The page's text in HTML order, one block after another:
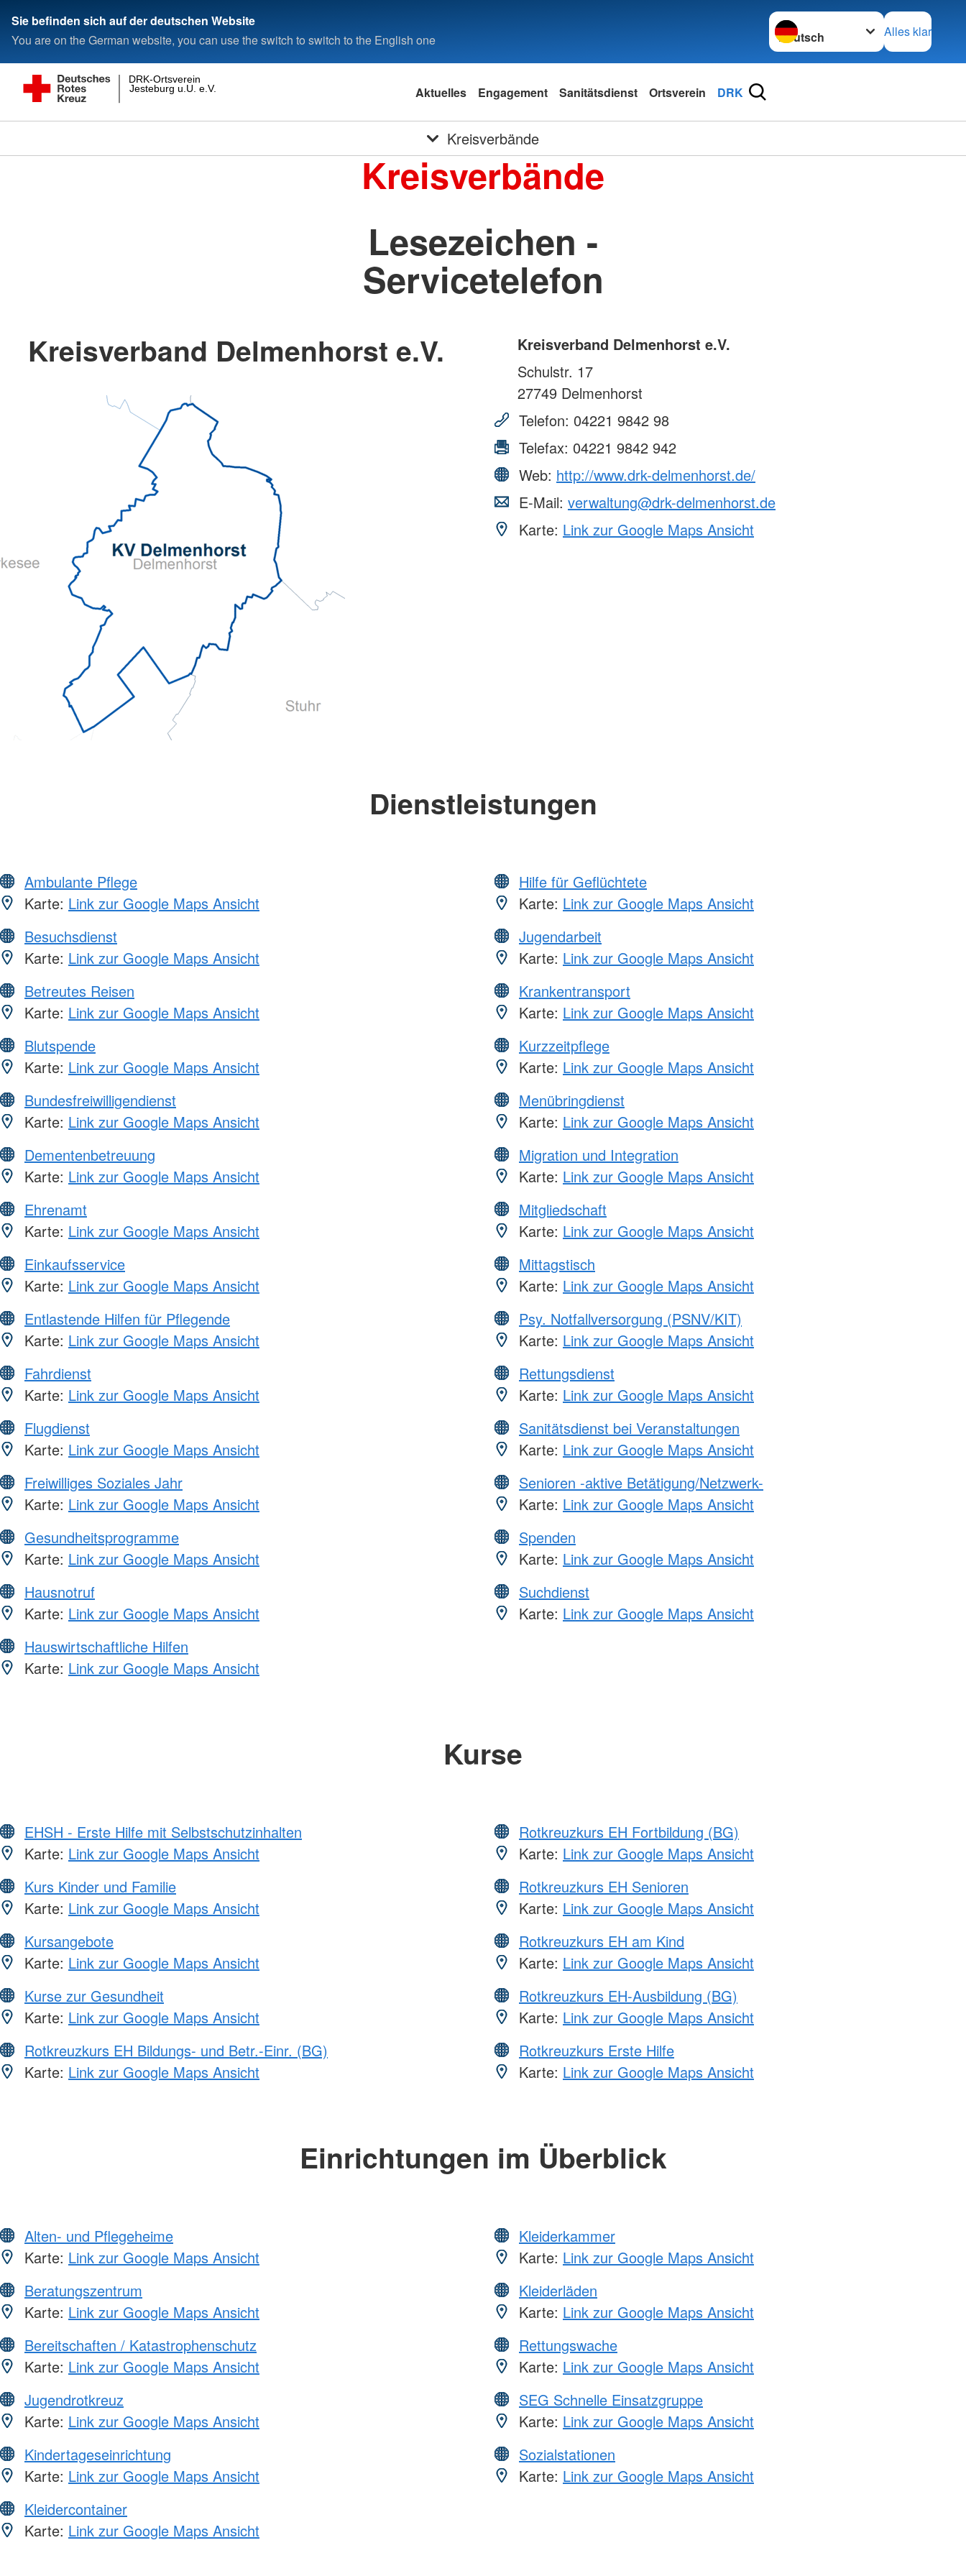
Sie befinden sich auf der deutschen Website
You are on the German website, you can use the switch to switch to the English one
Sprache wechseln zu
Alles klar
Jesteburg u.U. e.V.
DRK-Ortsverein
Aktuelles Engagement Sanitätsdienst Ortsverein DRK
Kreisverbände
Kreisverbände
Lesezeichen -
Servicetelefon
Kreisverband Delmenhorst e.V.
Kreisverband Delmenhorst e.V.
Schulstr. 17
27749 Delmenhorst
Telefon: 04221 9842 98
Telefax: 04221 9842 942
Web: http://www.drk-delmenhorst.de/
E-Mail: verwaltung@drk-delmenhorst.de
Karte: Link zur Google Maps Ansicht
Dienstleistungen
Ambulante Pflege
Karte: Link zur Google Maps Ansicht
Besuchsdienst
Karte: Link zur Google Maps Ansicht
Betreutes Reisen
Karte: Link zur Google Maps Ansicht
Blutspende
Karte: Link zur Google Maps Ansicht
Bundesfreiwilligendienst
Karte: Link zur Google Maps Ansicht
Dementenbetreuung
Karte: Link zur Google Maps Ansicht
Ehrenamt
Karte: Link zur Google Maps Ansicht
Einkaufsservice
Karte: Link zur Google Maps Ansicht
Entlastende Hilfen für Pflegende
Karte: Link zur Google Maps Ansicht
Fahrdienst
Karte: Link zur Google Maps Ansicht
Flugdienst
Karte: Link zur Google Maps Ansicht
Freiwilliges Soziales Jahr
Karte: Link zur Google Maps Ansicht
Gesundheitsprogramme
Karte: Link zur Google Maps Ansicht
Hausnotruf
Karte: Link zur Google Maps Ansicht
Hauswirtschaftliche Hilfen
Karte: Link zur Google Maps Ansicht
Hilfe für Geflüchtete
Karte: Link zur Google Maps Ansicht
Jugendarbeit
Karte: Link zur Google Maps Ansicht
Krankentransport
Karte: Link zur Google Maps Ansicht
Kurzzeitpflege
Karte: Link zur Google Maps Ansicht
Menübringdienst
Karte: Link zur Google Maps Ansicht
Migration und Integration
Karte: Link zur Google Maps Ansicht
Mitgliedschaft
Karte: Link zur Google Maps Ansicht
Mittagstisch
Karte: Link zur Google Maps Ansicht
Psy. Notfallversorgung (PSNV/KIT)
Karte: Link zur Google Maps Ansicht
Rettungsdienst
Karte: Link zur Google Maps Ansicht
Sanitätsdienst bei Veranstaltungen
Karte: Link zur Google Maps Ansicht
Senioren -aktive Betätigung/Netzwerk-
Karte: Link zur Google Maps Ansicht
Spenden
Karte: Link zur Google Maps Ansicht
Suchdienst
Karte: Link zur Google Maps Ansicht
Kurse
EHSH - Erste Hilfe mit Selbstschutzinhalten
Karte: Link zur Google Maps Ansicht
Kurs Kinder und Familie
Karte: Link zur Google Maps Ansicht
Kursangebote
Karte: Link zur Google Maps Ansicht
Kurse zur Gesundheit
Karte: Link zur Google Maps Ansicht
Rotkreuzkurs EH Bildungs- und Betr.-Einr. (BG)
Karte: Link zur Google Maps Ansicht
Rotkreuzkurs EH Fortbildung (BG)
Karte: Link zur Google Maps Ansicht
Rotkreuzkurs EH Senioren
Karte: Link zur Google Maps Ansicht
Rotkreuzkurs EH am Kind
Karte: Link zur Google Maps Ansicht
Rotkreuzkurs EH-Ausbildung (BG)
Karte: Link zur Google Maps Ansicht
Rotkreuzkurs Erste Hilfe
Karte: Link zur Google Maps Ansicht
Einrichtungen im Überblick
Alten- und Pflegeheime
Karte: Link zur Google Maps Ansicht
Beratungszentrum
Karte: Link zur Google Maps Ansicht
Bereitschaften / Katastrophenschutz
Karte: Link zur Google Maps Ansicht
Jugendrotkreuz
Karte: Link zur Google Maps Ansicht
Kindertageseinrichtung
Karte: Link zur Google Maps Ansicht
Kleidercontainer
Karte: Link zur Google Maps Ansicht
Kleiderkammer
Karte: Link zur Google Maps Ansicht
Kleiderläden
Karte: Link zur Google Maps Ansicht
Rettungswache
Karte: Link zur Google Maps Ansicht
SEG Schnelle Einsatzgruppe
Karte: Link zur Google Maps Ansicht
Sozialstationen
Karte: Link zur Google Maps Ansicht